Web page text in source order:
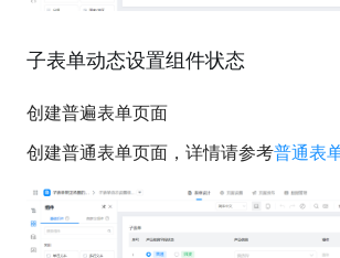
子表单动态设置组件状态
创建普遍表单页面
创建普通表单页面，详情请参考普通表